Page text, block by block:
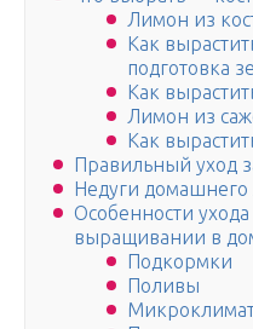
Лимон из
Как
подготовка
Как
Лимон из
Как
Правильный уход
Недуги
Особенности
выращивании в
Подкормки
Поливы